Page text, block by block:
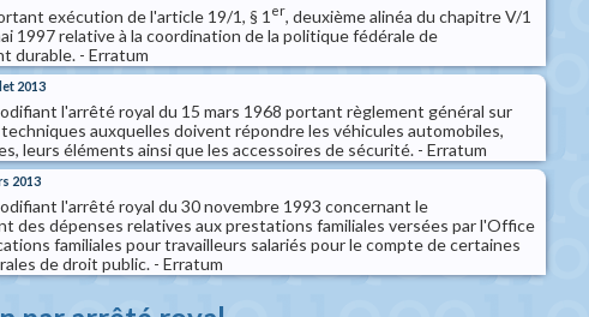
exécution de l'article 19/1, § 1 er, deuxième alinéa du chapitre V/1
1997 relative à la coordination de la politique fédérale de
durable. - Erratum
2013
l'arrêté royal du 15 mars 1968 portant règlement général sur
auxquelles doivent répondre les véhicules automobiles,
leurs éléments ainsi que les accessoires de sécurité. - Erratum
2013
l'arrêté royal du 30 novembre 1993 concernant le
des dépenses relatives aux prestations familiales versées par l'Office
familiales pour travailleurs salariés pour le compte de certaines
de droit public. - Erratum